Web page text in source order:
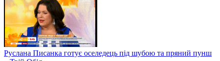
Руслана Писанка готує оселедець під шубою та пряний пунш